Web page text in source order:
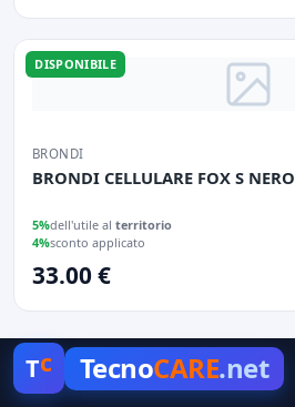
DISPONIBILE
BRONDI
BRONDI CELLULARE FOX S NERO
5%dell'utile al territorio
4%sconto applicato
33.00 €
Tc TecnoCARE.net